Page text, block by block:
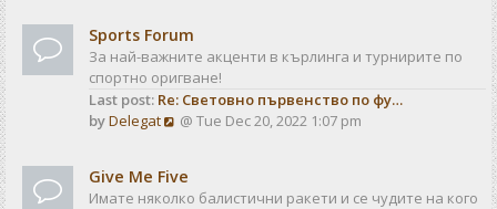
t
e
s
t
p
o
t
w
t
h
e
l
t
e
Sports Forum
За най-важните акценти в кърлинга и турнирите по
спортно оригване!
Last post: Re: Световно първенство по фу…
byDelegat
V
w
t
@ Tue Dec 20, 2022 1:07 pm
Give Me Five
Имате няколко балистични ракети и се чудите на кого